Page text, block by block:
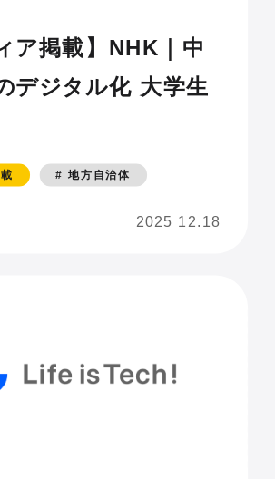
ア掲載】NHK｜中
デジタル化 大学生
# 地方自治体
2025 12.18